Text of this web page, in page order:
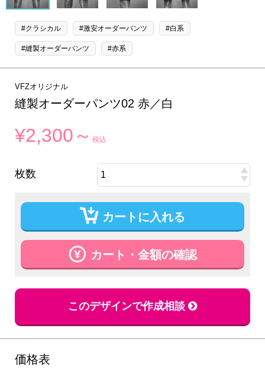
#クラシカル #激安オーダーパンツ #白系
#縫製オーダーパンツ #赤系
VFZオリジナル
縫製オーダーパンツ02 赤／白
¥2,300～税込
枚数
カートに入れる
カート・金額の確認
このデザインで作成相談
価格表